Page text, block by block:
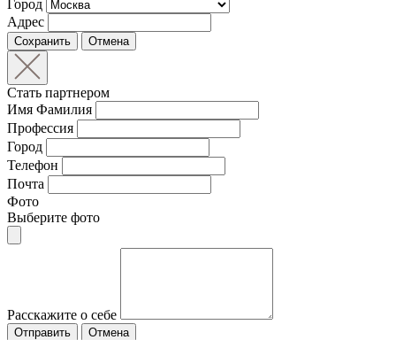
Город
Адрес
Сохранить Отмена
Стать партнером
Имя Фамилия
Профессия
Город
Телефон
Почта
Фото
Выберите фото
Расскажите о себе
Отправить Отмена